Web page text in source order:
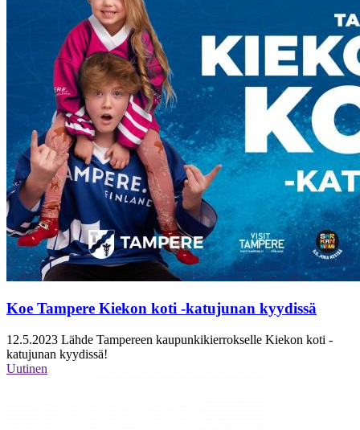
Koe Tampere Kiekon koti -katujunan kyydissä
12.5.2023 Lähde Tampereen kaupunkikierrokselle Kiekon koti -
katujunan kyydissä!
Uutinen